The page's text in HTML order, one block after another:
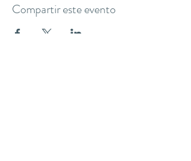
Compartir este evento